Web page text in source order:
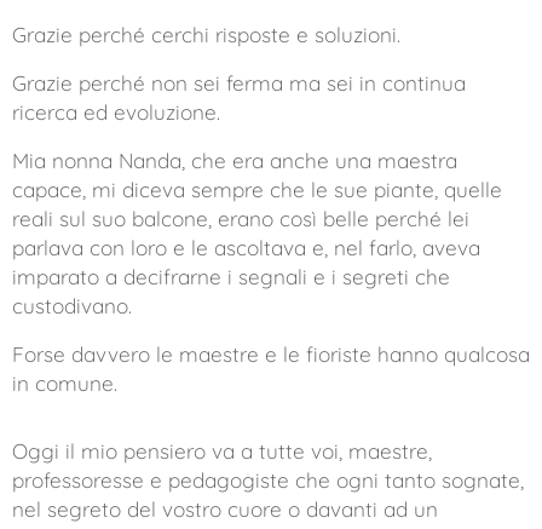
Grazie perché cerchi risposte e soluzioni.
Grazie perché non sei ferma ma sei in continua
ricerca ed evoluzione.
Mia nonna Nanda, che era anche una maestra
capace, mi diceva sempre che le sue piante, quelle
reali sul suo balcone, erano così belle perché lei
parlava con loro e le ascoltava e, nel farlo, aveva
imparato a decifrarne i segnali e i segreti che
custodivano.
Forse davvero le maestre e le fioriste hanno qualcosa
in comune.
Oggi il mio pensiero va a tutte voi, maestre,
professoresse e pedagogiste che ogni tanto sognate,
nel segreto del vostro cuore o davanti ad un